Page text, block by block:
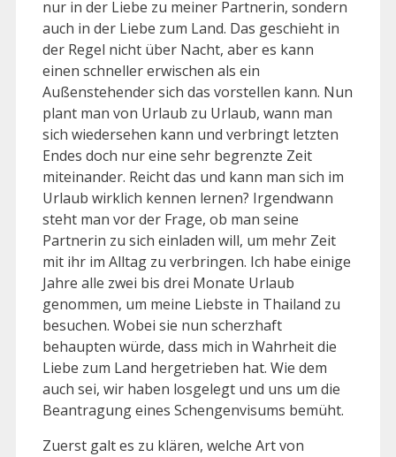
nur in der Liebe zu meiner Partnerin, sondern
auch in der Liebe zum Land. Das geschieht in
der Regel nicht über Nacht, aber es kann
einen schneller erwischen als ein
Außenstehender sich das vorstellen kann. Nun
plant man von Urlaub zu Urlaub, wann man
sich wiedersehen kann und verbringt letzten
Endes doch nur eine sehr begrenzte Zeit
miteinander. Reicht das und kann man sich im
Urlaub wirklich kennen lernen? Irgendwann
steht man vor der Frage, ob man seine
Partnerin zu sich einladen will, um mehr Zeit
mit ihr im Alltag zu verbringen. Ich habe einige
Jahre alle zwei bis drei Monate Urlaub
genommen, um meine Liebste in Thailand zu
besuchen. Wobei sie nun scherzhaft
behaupten würde, dass mich in Wahrheit die
Liebe zum Land hergetrieben hat. Wie dem
auch sei, wir haben losgelegt und uns um die
Beantragung eines Schengenvisums bemüht.
Zuerst galt es zu klären, welche Art von